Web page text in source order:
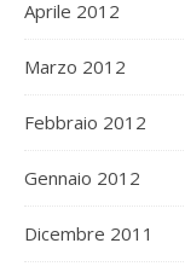
Aprile 2012
Marzo 2012
Febbraio 2012
Gennaio 2012
Dicembre 2011